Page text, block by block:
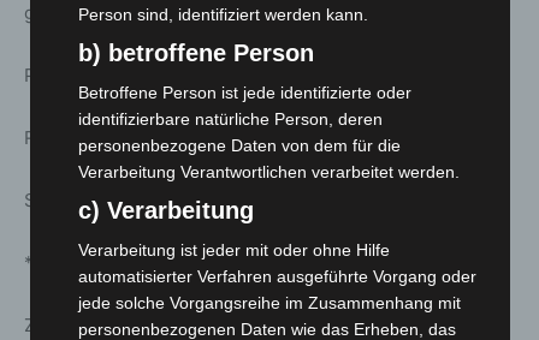
geräuchertes Paprikatempura
Pumpernickelerde
Rote Beete Creme
Schnittlauchöl
***
Zweierlei vom Kaninchen
Person sind, identifiziert werden kann.
b) betroffene Person
Betroffene Person ist jede identifizierte oder
identifizierbare natürliche Person, deren
personenbezogene Daten von dem für die
Verarbeitung Verantwortlichen verarbeitet werden.
c) Verarbeitung
Verarbeitung ist jeder mit oder ohne Hilfe
automatisierter Verfahren ausgeführte Vorgang oder
jede solche Vorgangsreihe im Zusammenhang mit
personenbezogenen Daten wie das Erheben, das